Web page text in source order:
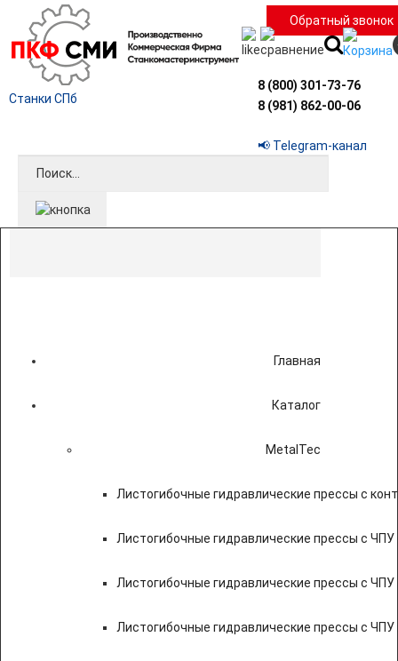
Станки СПб
Обратный звонок
8 (800) 301-73-76
8 (981) 862-00-06
📢 Telegram-канал
Главная
Каталог
MetalTec
Листогибочные гидравлические прессы с
Листогибочные гидравлические прессы с
Листогибочные гидравлические прессы с ЧПУ
Листогибочные гидравлические прессы с